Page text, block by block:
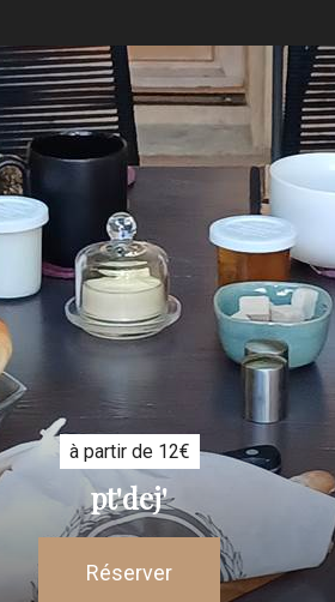
à partir de 12€
pt'dej'
Réserver